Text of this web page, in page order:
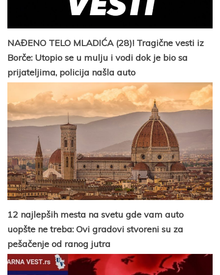
NAĐENO TELO MLADIĆA (28)! Tragične vesti iz
Borče: Utopio se u mulju i vodi dok je bio sa
prijateljima, policija našla auto
12 najlepših mesta na svetu gde vam auto
uopšte ne treba: Ovi gradovi stvoreni su za
pešačenje od ranog jutra